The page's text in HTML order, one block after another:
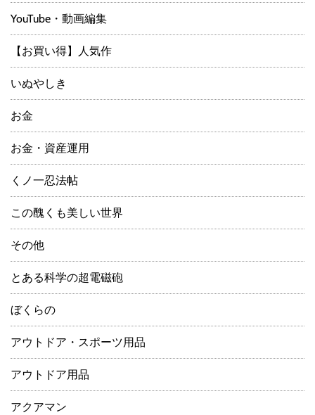
YouTube・動画編集
【お買い得】人気作
いぬやしき
お金
お金・資産運用
くノ一忍法帖
この醜くも美しい世界
その他
とある科学の超電磁砲
ぼくらの
アウトドア・スポーツ用品
アウトドア用品
アクアマン